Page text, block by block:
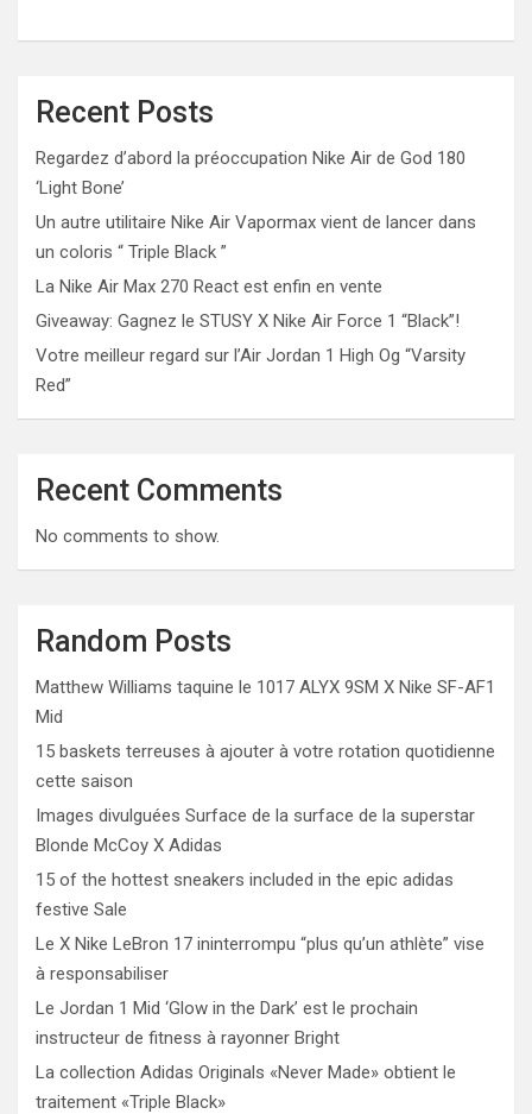
Recent Posts
Regardez d’abord la préoccupation Nike Air de God 180
‘Light Bone’
Un autre utilitaire Nike Air Vapormax vient de lancer dans
un coloris “ Triple Black ”
La Nike Air Max 270 React est enfin en vente
Giveaway: Gagnez le STUSY X Nike Air Force 1 “Black”!
Votre meilleur regard sur l’Air Jordan 1 High Og “Varsity
Red”
Recent Comments
No comments to show.
Random Posts
Matthew Williams taquine le 1017 ALYX 9SM X Nike SF-AF1
Mid
15 baskets terreuses à ajouter à votre rotation quotidienne
cette saison
Images divulguées Surface de la surface de la superstar
Blonde McCoy X Adidas
15 of the hottest sneakers included in the epic adidas
festive Sale
Le X Nike LeBron 17 ininterrompu “plus qu’un athlète” vise
à responsabiliser
Le Jordan 1 Mid ‘Glow in the Dark’ est le prochain
instructeur de fitness à rayonner Bright
La collection Adidas Originals «Never Made» obtient le
traitement «Triple Black»